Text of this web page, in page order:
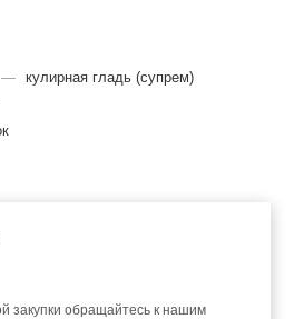
— кулирная гладь (супрем)
закупки обращайтесь к нашим